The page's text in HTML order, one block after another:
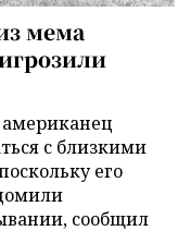
мема
с близкими
его
сообщил